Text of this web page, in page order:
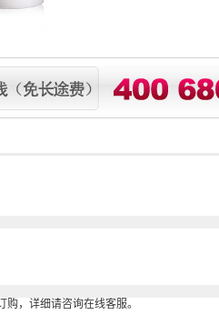
，详细请咨询在线客服。